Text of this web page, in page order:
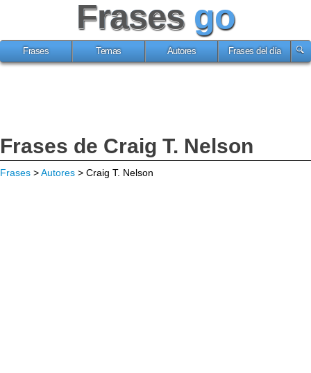
Frases go
Frases Temas Autores Frases del día
Frases de Craig T. Nelson
Frases >Autores > Craig T. Nelson